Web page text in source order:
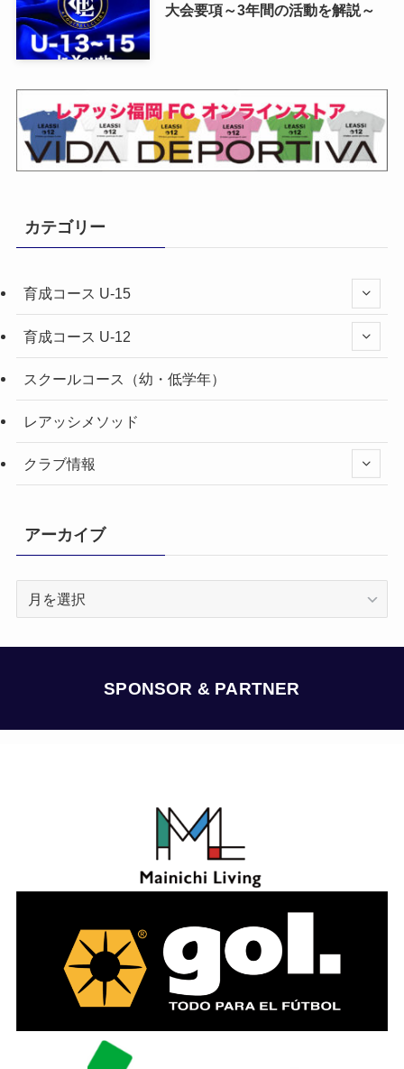
大会要項～3年間の活動を解説～
カテゴリー
育成コース U-15
育成コース U-12
スクールコース（幼・低学年）
レアッシメソッド
クラブ情報
アーカイブ
SPONSOR & PARTNER